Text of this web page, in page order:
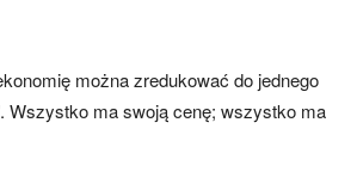
można zredukować do jednego
Wszystko ma swoją cenę; wszystko ma